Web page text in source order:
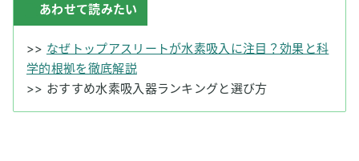
あわせて読みたい
>> なぜトップアスリートが水素吸入に注目？効果と科
学的根拠を徹底解説
>> おすすめ水素吸入器ランキングと選び方